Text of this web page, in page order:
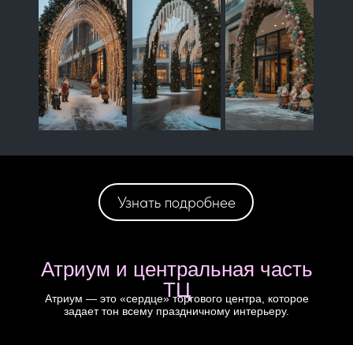
Узнать подробнее
Атриум — это «сердце» торгового центра, которое
задает тон всему праздничному интерьеру.
Атриум и центральная часть
ТЦ